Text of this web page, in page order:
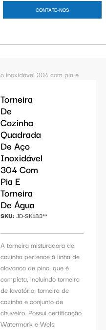
CONTATE-NOS
Torneira
De
Cozinha
Quadrada
De Aço
Inoxidável
304 Com
Pia E
Torneira
De Água
SKU: JD-SK183**
A torneira misturadora de
cozinha pertence à linha de
alavanca de pino, que é
completa, incluindo torneira
de lavatório, torneira de
cozinha e conjunto de
chuveiro. Possui certificação
Watermark e Wels.